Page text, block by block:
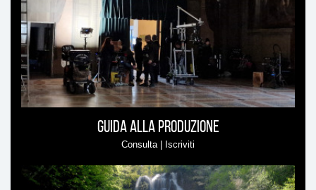
Guida alla produzione
Consulta | Iscriviti